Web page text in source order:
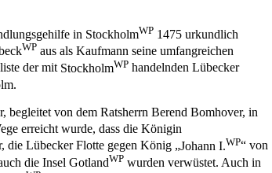
in StockholmWP 1475 urkundlich
WP aus als Kaufmann seine umfangreichen
der mit StockholmWP handelnden Lübecker
begleitet von dem Ratsherrn Berend Bomhover, in
erreicht wurde, dass die Königin
die Lübecker Flotte gegen König „Johann I.WP“ von
die Insel GotlandWP wurden verwüstet. Auch in